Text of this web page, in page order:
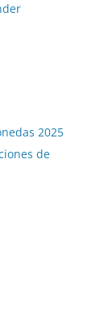
2025
de